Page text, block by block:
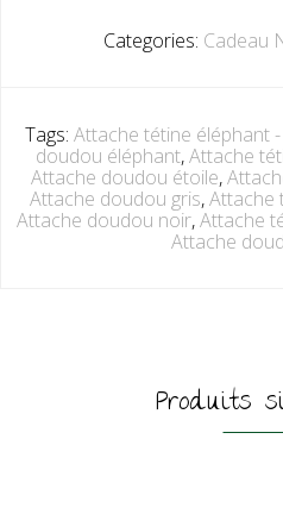
Categories: Cadeau
Tags: Attache tétine éléphant
doudou éléphant,Attache
Attache doudou étoile,
Attache doudou gris,Attache
Attache doudou noir,Attache
Attache
Produits